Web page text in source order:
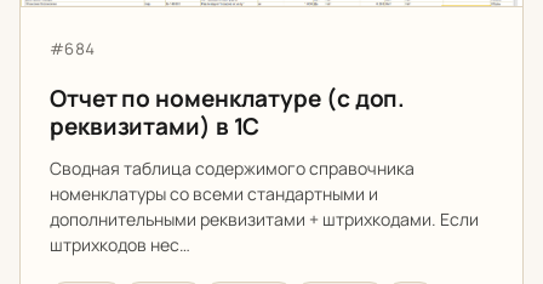
Артикул:
#684
Отчет по номенклатуре (с доп.
реквизитами) в 1С
Сводная таблица содержимого справочника
номенклатуры со всеми стандартными и
дополнительными реквизитами + штрихкодами. Если
штрихкодов нес…